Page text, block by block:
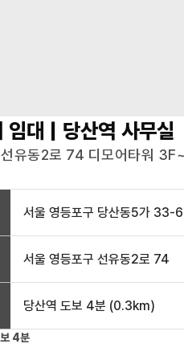
임대 | 당산역 사무실
유동2로 74 디모어타워
서울 영등포구 당산동5가 33-6
서울 영등포구 선유동2로 74
당산역 도보 4분 (0.3km)
4분